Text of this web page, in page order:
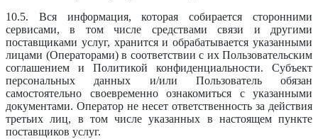
10.5. Вся информация, которая собирается сторонними
сервисами, в том числе средствами связи и другими
поставщиками услуг, хранится и обрабатывается указанными
лицами (Операторами) в соответствии с их Пользовательским
соглашением и Политикой конфиденциальности. Субъект
персональных данных и/или Пользователь обязан
самостоятельно своевременно ознакомиться с указанными
документами. Оператор не несет ответственность за действия
третьих лиц, в том числе указанных в настоящем пункте
поставщиков услуг.